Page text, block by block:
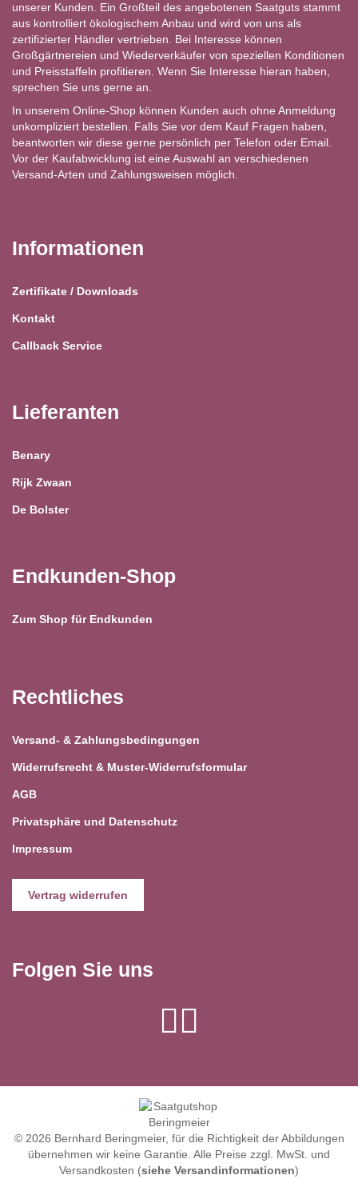
unserer Kunden. Ein Großteil des angebotenen Saatguts stammt
aus kontrolliert ökologischem Anbau und wird von uns als
zertifizierter Händler vertrieben. Bei Interesse können
Großgärtnereien und Wiederverkäufer von speziellen Konditionen
und Preisstaffeln profitieren. Wenn Sie Interesse hieran haben,
sprechen Sie uns gerne an.
In unserem Online-Shop können Kunden auch ohne Anmeldung
unkompliziert bestellen. Falls Sie vor dem Kauf Fragen haben,
beantworten wir diese gerne persönlich per Telefon oder Email.
Vor der Kaufabwicklung ist eine Auswahl an verschiedenen
Versand-Arten und Zahlungsweisen möglich.
Informationen
Zertifikate / Downloads
Kontakt
Callback Service
Lieferanten
Benary
Rijk Zwaan
De Bolster
Endkunden-Shop
Zum Shop für Endkunden
Rechtliches
Versand- & Zahlungsbedingungen
Widerrufsrecht & Muster-Widerrufsformular
AGB
Privatsphäre und Datenschutz
Impressum
Vertrag widerrufen
Folgen Sie uns
© 2026 Bernhard Beringmeier, für die Richtigkeit der Abbildungen
übernehmen wir keine Garantie. Alle Preise zzgl. MwSt. und
Versandkosten (siehe Versandinformationen)